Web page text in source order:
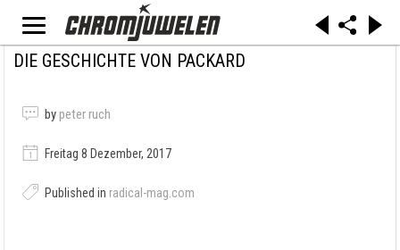
DIE GESCHICHTE VON PACKARD
by peter ruch
Freitag 8 Dezember, 2017
Published in radical-mag.com